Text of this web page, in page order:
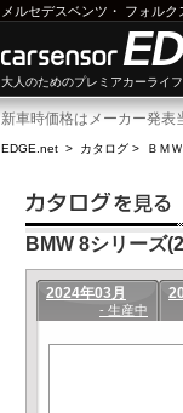
メルセデスベンツ ・ フォルク
大人のためのプレミアカーライ
新車時価格はメーカー発表
EDGE.net > カタログ > ＢＭＷ
BMW 8シリーズ
2024年03月
- 生産中